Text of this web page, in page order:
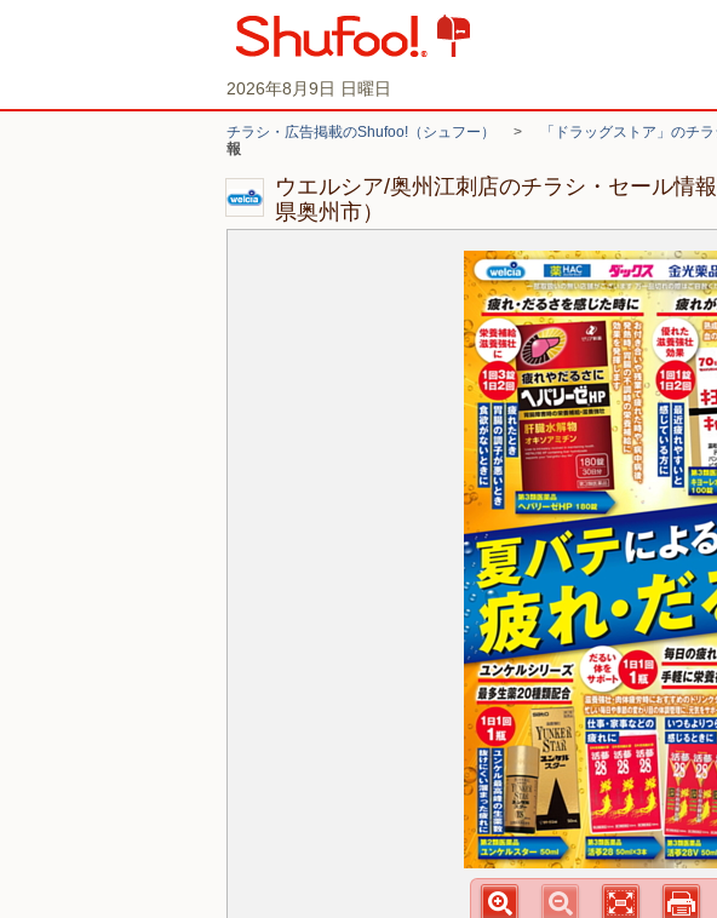
2026年8月9日 日曜日
チラシ・広告掲載のShufoo!（シュフー） > 「ドラッグストア」のチ
報
ウエルシア/奥州江刺店のチラシ・セール情
県奥州市）